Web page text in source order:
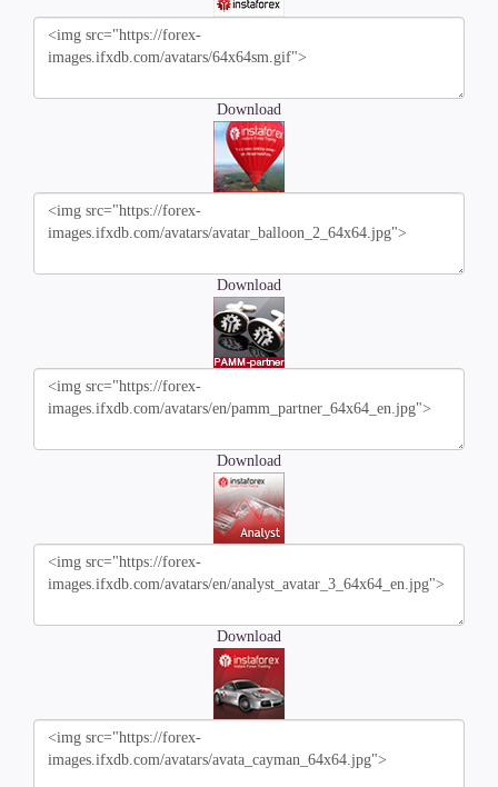
Download
Download
Download
Download